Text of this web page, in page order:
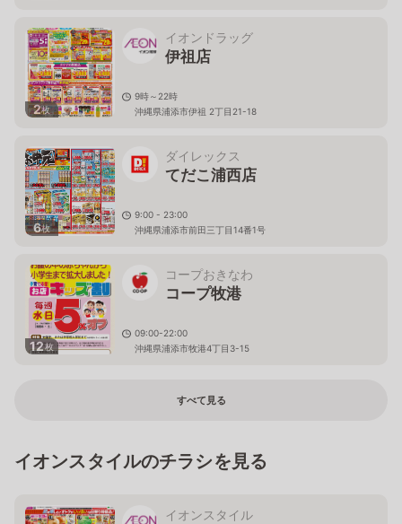
2枚
イオンドラッグ
伊祖店
9時～22時
沖縄県浦添市伊祖 2丁目21-18
6枚
ダイレックス
てだこ浦西店
9:00 - 23:00
沖縄県浦添市前田三丁目14番1号
12枚
コープおきなわ
コープ牧港
09:00-22:00
沖縄県浦添市牧港4丁目3-15
すべて見る
イオンスタイルのチラシを見る
イオンスタイル